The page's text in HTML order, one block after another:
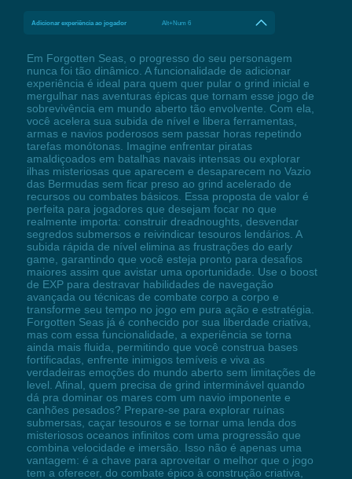
Adicionar experiência ao jogador Alt+Num 6
Em Forgotten Seas, o progresso do seu personagem
nunca foi tão dinâmico. A funcionalidade de adicionar
experiência é ideal para quem quer pular o grind inicial e
mergulhar nas aventuras épicas que tornam esse jogo de
sobrevivência em mundo aberto tão envolvente. Com ela,
você acelera sua subida de nível e libera ferramentas,
armas e navios poderosos sem passar horas repetindo
tarefas monótonas. Imagine enfrentar piratas
amaldiçoados em batalhas navais intensas ou explorar
ilhas misteriosas que aparecem e desaparecem no Vazio
das Bermudas sem ficar preso ao grind acelerado de
recursos ou combates básicos. Essa proposta de valor é
perfeita para jogadores que desejam focar no que
realmente importa: construir dreadnoughts, desvendar
segredos submersos e reivindicar tesouros lendários. A
subida rápida de nível elimina as frustrações do early
game, garantindo que você esteja pronto para desafios
maiores assim que avistar uma oportunidade. Use o boost
de EXP para destravar habilidades de navegação
avançada ou técnicas de combate corpo a corpo e
transforme seu tempo no jogo em pura ação e estratégia.
Forgotten Seas já é conhecido por sua liberdade criativa,
mas com essa funcionalidade, a experiência se torna
ainda mais fluida, permitindo que você construa bases
fortificadas, enfrente inimigos temíveis e viva as
verdadeiras emoções do mundo aberto sem limitações de
level. Afinal, quem precisa de grind interminável quando
dá pra dominar os mares com um navio imponente e
canhões pesados? Prepare-se para explorar ruínas
submersas, caçar tesouros e se tornar uma lenda dos
misteriosos oceanos infinitos com uma progressão que
combina velocidade e imersão. Isso não é apenas uma
vantagem: é a chave para aproveitar o melhor que o jogo
tem a oferecer, do combate épico à construção criativa,